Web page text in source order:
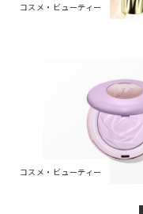
コスメ・ビューティー
コスメ・ビューティー